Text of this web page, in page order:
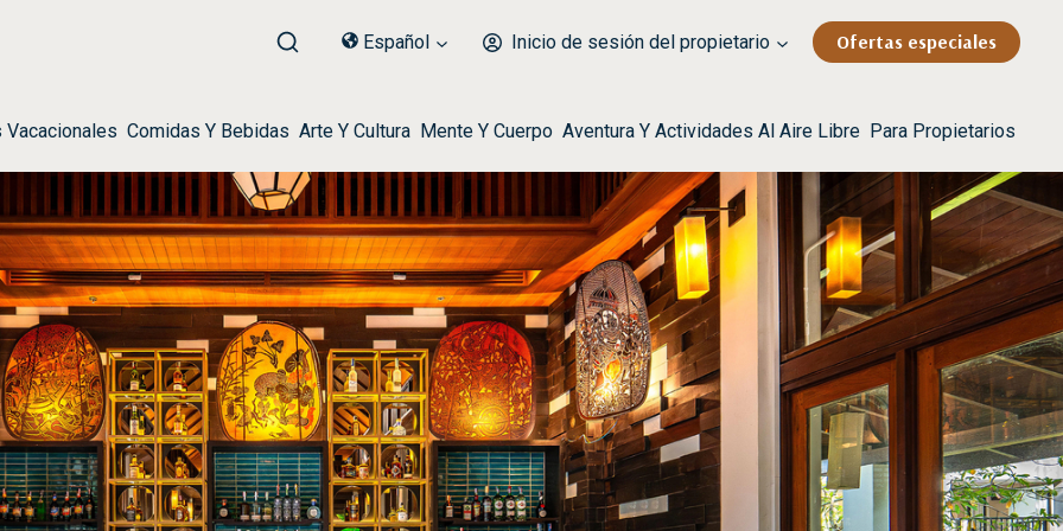
Español Inicio de sesión del propietario Ofertas especiales
Vacacionales Comidas Y Bebidas Arte Y Cultura Mente Y Cuerpo Aventura Y Actividades Al Aire Libre Para Propietarios